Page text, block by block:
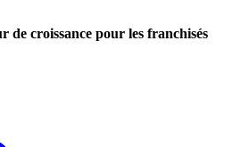
de croissance pour les franchisés